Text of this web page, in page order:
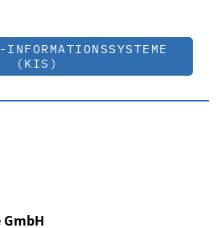
INFORMATIONSSYSTEME
(KIS)